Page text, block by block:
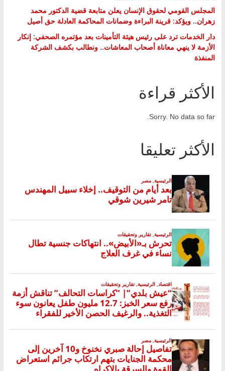
المجلس القومي لحقوق الإنسان يعلن متابعة قضية الدكتور محمد
زهران.. ويؤكد: قرينة البراءة وضمانات المحاكمة العادلة حق أصيل
دار الخدمات ترد على رئيس هيئة التأمينات بعد مؤتمره الصحفي: إنكار
الأزمة لا ينهي معاناة أصحاب المعاشات.. ونطالب بكشف الشركة
المنفذة
الأكثر قراءة
Sorry. No data so far.
الأكثر تعليقا